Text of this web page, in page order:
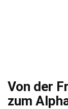
Von der
zum